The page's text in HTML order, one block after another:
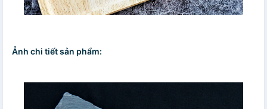
Ảnh chi tiết sản phẩm: